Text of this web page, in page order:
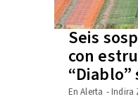
Seis
con
En Alerta Indira